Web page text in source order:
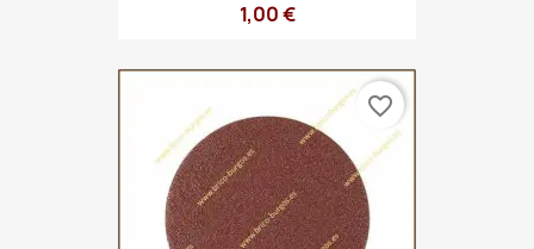
1,00 €
favorite_border